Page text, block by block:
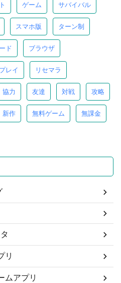
ゲーム サバイバル
スマホ版 ターン制
ド ブラウザ
レイ リセマラ
協力 友達 対戦 攻略
新作 無料ゲーム 無課金
リ
ムアプリ